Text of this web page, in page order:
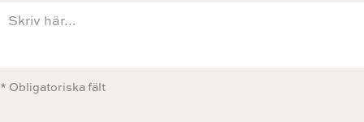
* Obligatoriska fält